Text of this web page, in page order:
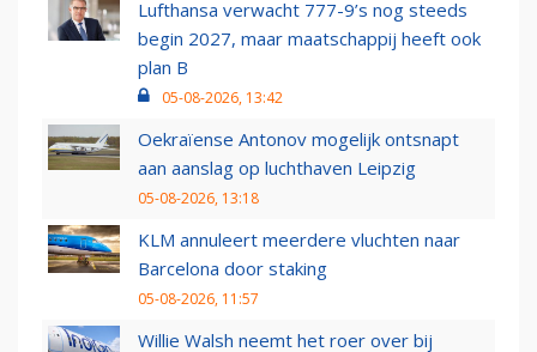
Lufthansa verwacht 777-9’s nog steeds
begin 2027, maar maatschappij heeft ook
plan B
05-08-2026, 13:42
Oekraïense Antonov mogelijk ontsnapt
aan aanslag op luchthaven Leipzig
05-08-2026, 13:18
KLM annuleert meerdere vluchten naar
Barcelona door staking
05-08-2026, 11:57
Willie Walsh neemt het roer over bij